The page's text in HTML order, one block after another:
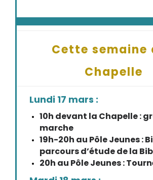
Cette semaine
Chapelle
Lundi 17 mars :
10h devant la Chapelle :
marche
19h-20h au Pôle Jeunes :
parcours d’étude de la
20h au Pôle Jeunes :